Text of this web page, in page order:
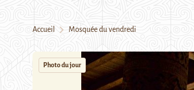
Accueil Mosquée du vendredi
Photo du jour